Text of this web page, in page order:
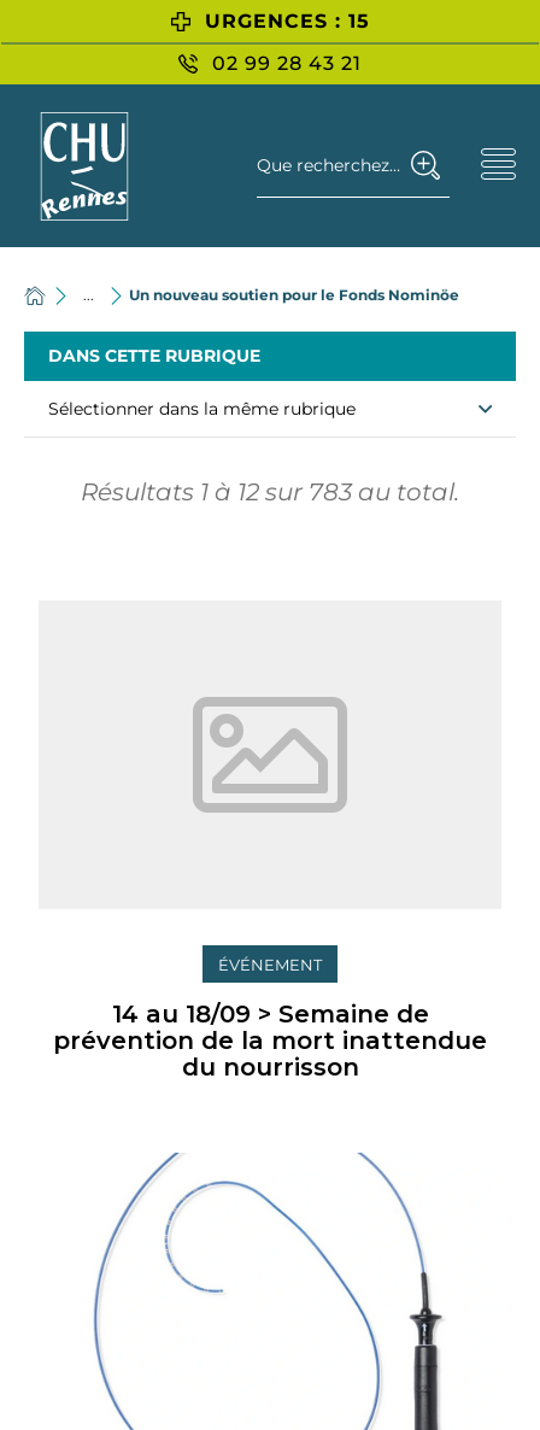
URGENCES : 15
02 99 28 43 21
Que recherchez-vous ?
... Un nouveau soutien pour le Fonds Nominöe
DANS CETTE RUBRIQUE
Sélectionner dans la même rubrique
Résultats 1 à 12 sur 783 au total.
ÉVÉNEMENT
14 au 18/09 > Semaine de
prévention de la mort inattendue
du nourrisson